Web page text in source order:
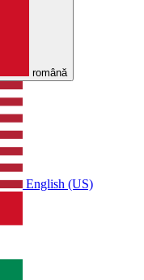
română
English (US)